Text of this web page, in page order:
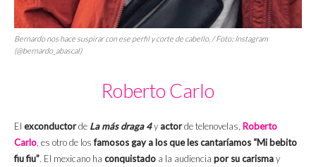
Bernardo nos hace suspirar con ese perfil y corte de cabello. / Foto: Instagram
(@bernardo_abascal)
Roberto Carlo
El exconductorde La más draga 4y actorde telenovelas, Roberto
Carlo , es otro de losfamosos gay a los que les cantaríamos “Mi bebito
fiu fiu”. El mexicano ha conquistado a la audiencia por su carismay